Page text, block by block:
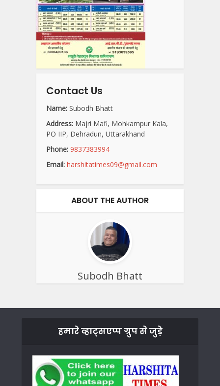
Contact Us
Name: Subodh Bhatt
Address: Majri Mafi, Mohkampur Kala,
PO IIP, Dehradun, Uttarakhand
Phone: 9837383994
Email: harshitatimes09@gmail.com
ABOUT THE AUTHOR
Subodh Bhatt
हमारे व्हाट्सएप्प ग्रुप से जुड़े